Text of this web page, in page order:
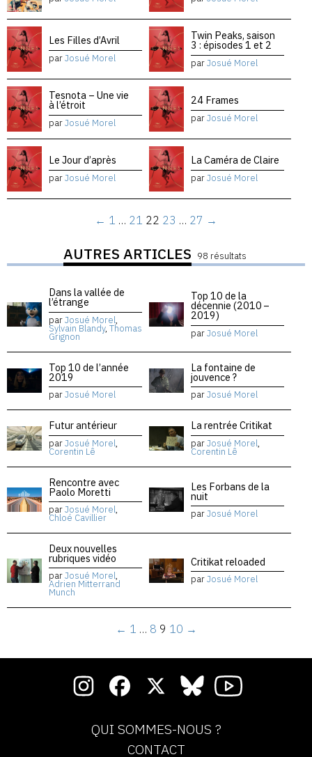
Les Filles d’Avril
parJosué Morel
Twin Peaks, saison
3 : épisodes 1 et 2
parJosué Morel
Tesnota – Une vie
à l’étroit
parJosué Morel
24 Frames
parJosué Morel
Le Jour d’après
parJosué Morel
La Caméra de Claire
parJosué Morel
← 1 … 21 22 23 … 27 →
AUTRES ARTICLES 98 résultats
Dans la vallée de
l’étrange
parJosué Morel,
Sylvain Blandy, Thomas
Grignon
Top 10 de la
décennie (2010 –
2019)
parJosué Morel
Top 10 de l’année
2019
parJosué Morel
La fontaine de
jouvence ?
parJosué Morel
Futur antérieur
parJosué Morel,
Corentin Lê
La rentrée Critikat
parJosué Morel,
Corentin Lê
Rencontre avec
Paolo Moretti
parJosué Morel,
Chloé Cavillier
Les Forbans de la
nuit
parJosué Morel
Deux nouvelles
rubriques vidéo
parJosué Morel,
Adrien Mitterrand
Munch
Critikat reloaded
parJosué Morel
← 1 … 8 9 10 →
QUI SOMMES-NOUS ?
CONTACT